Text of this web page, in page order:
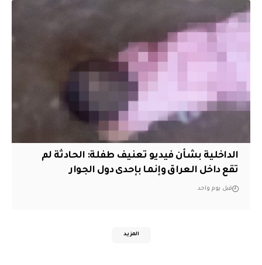
الداخلية بشأن فيديو تعنيف طفلة: الحادثة لم
تقع داخل العراق وإنما بإحدى دول الجوار
قبل يوم واحد
المزيد